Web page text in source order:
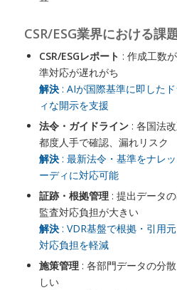
CSR/ESG業界における課
CSR/ESGレポート : 作成工数
準対応が遅れがち
解決: AIが国際基準に即した
ィな開示を支援
法令・ガイドライン: 各国法
都度人手で確認、漏れリスク
解決: 最新法令・基準をナレ
ーディに対応可能
証跡・根拠管理: 提出データの
監査対応負担が大きい
解決: VDR基盤で根拠・引用
対応負担を軽減
施策管理: 各部門データの分
しい